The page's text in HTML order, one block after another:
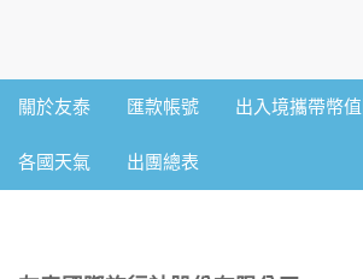
為提供精確的服務，我們會將收集的問卷
外，我們會視需要公佈統計數據及說明文字
人之資料。
關於友泰 匯款帳號 出入境攜帶幣
各國天氣 出團總表